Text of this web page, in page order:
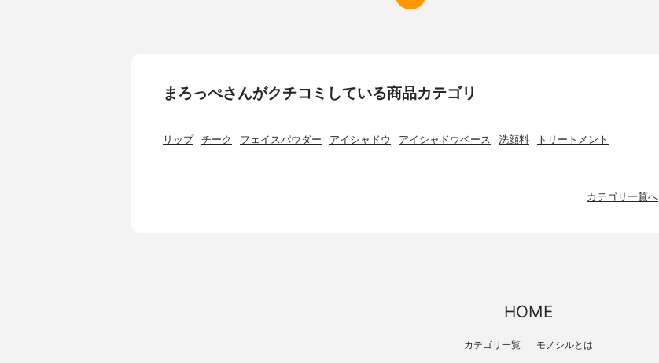
まろっぺさんがクチコミしている商品カテゴリ
リップ チーク フェイスパウダー アイシャドウ アイシャドウベース 洗顔料 トリートメント
カテゴリ一覧へ
HOME
カテゴリ一覧 モノシルとは